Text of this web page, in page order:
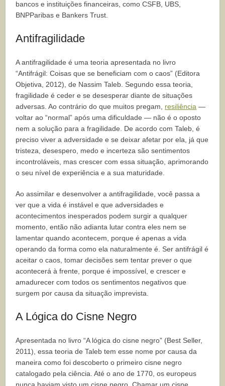
bancos e instituições financeiras, como CSFB, UBS,
BNPParibas e Bankers Trust.
Antifragilidade
A antifragilidade é uma teoria apresentada no livro
“Antifrágil: Coisas que se beneficiam com o caos” (Editora
Objetiva, 2012), de Nassim Taleb. Segundo essa teoria,
fragilidade é ceder e se desesperar diante de situações
adversas. Ao contrário do que muitos pregam, resiliência —
voltar ao “normal” após uma dificuldade — não é o oposto
nem a solução para a fragilidade. De acordo com Taleb, é
preciso viver a adversidade e se deixar afetar por ela, já que
tristeza, desespero, medo e incerteza são sentimentos
incontroláveis, mas crescer com essa situação, aprimorando
o seu nível de experiência e a sua maturidade.
Ao assimilar e desenvolver a antifragilidade, você passa a
ver que a vida é instável e que adversidades e
acontecimentos inesperados podem surgir a qualquer
momento, então não adianta lutar contra eles nem se
lamentar quando acontecem, porque é apenas a vida
operando da forma como ela naturalmente é. Ser antifrágil é
aceitar o caos, tomar decisões sem tentar prever o que
acontecerá à frente, porque é impossível, e crescer e
amadurecer com todos os sentimentos negativos que
surgem por causa da situação imprevista.
A Lógica do Cisne Negro
Apresentada no livro “A lógica do cisne negro” (Best Seller,
2011), essa teoria de Taleb tem esse nome por causa da
maneira como foi descoberto o primeiro cisne negro
catalogado pela ciência. Até o ano de 1770, os europeus
nunca haviam visto um cisne negro. Chamar um cisne